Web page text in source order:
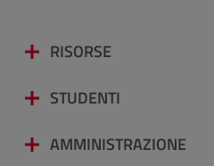
RISORSE
STUDENTI
AMMINISTRAZIONE